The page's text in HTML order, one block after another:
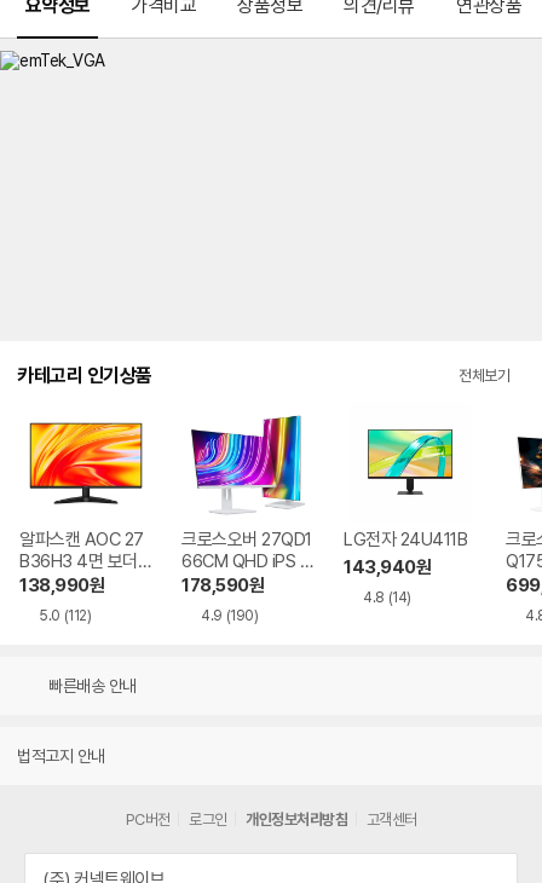
요약정보 가격비교 상품정보 의견/리뷰 연관상품
카테고리 인기상품 전체보기
알파스캔 AOC 27
B36H3 4면 보더리
스 IPS 120 시력보
호 무결점
138,990원
5.0 (112)
크로스오버 27QD1
66CM QHD iPS U
SB-C 화이트 Ai 멀
티스탠드
178,590원
4.9 (190)
LG전자 24U411B
143,940원
4.8 (14)
크로
Ai
빠른배송 안내
법적고지 안내
PC버전 로그인 개인정보처리방침 고객센터